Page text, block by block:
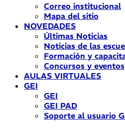
Correo institucional
Mapa del sitio
NOVEDADES
Últimas Noticias
Noticias de las
Formación y
Concursos y eventos
AULAS VIRTUALES
GEI
GEI
GEI PAD
Soporte al usuario